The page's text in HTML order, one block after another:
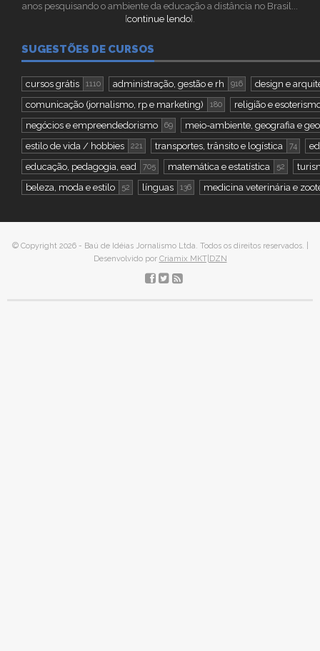
anos pesquisando o ambiente da educação a distância no Brasil...
[continue lendo].
SUGESTÕES DE CURSOS
cursos grátis 1110 administração, gestão e rh 916
design e
comunicação (jornalismo, rp e marketing)
180
religião e
negócios e empreendedorismo
69
meio-ambiente, geografia e
estilo de vida / hobbies
221 transportes, trânsito e logística 74
educação, pedagogia, ead
705 matemática e estatística 52
beleza, moda e estilo
52 línguas 136 medicina veterinária e
© Copyright 2026 - Baú de Idéias Jornalismo Ltda. Todos os direitos reservados. |
Desenvolvido por Criamix MKT|DZN